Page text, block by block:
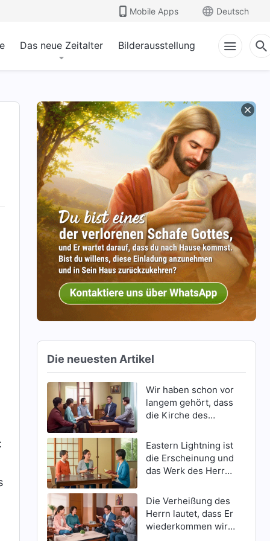
Mobile Apps Deutsch
Das neue Zeitalter Bilderausstellung
Die neuesten Artikel
Wir haben schon vor
langem gehört, dass
die Kirche des
bereits die
Wiederkunft des
Herrn Jesus bezeugt
hat. Und Er ist der
äußert Wahrheiten
und führt Seine
Arbeit des Gerichts
Eastern Lightning ist
die Erscheinung und
das Werk des Herrn?
Matthäus 24,29-30
steht geschrieben:
„Bald aber nach der
Trübsal derselben
Die Verheißung des
Herrn lautet, dass Er
wiederkommen wird,